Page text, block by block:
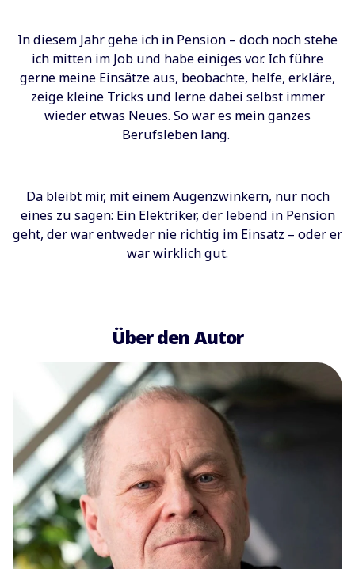
In diesem Jahr gehe ich in Pension – doch noch stehe
ich mitten im Job und habe einiges vor. Ich führe
gerne meine Einsätze aus, beobachte, helfe, erkläre,
zeige kleine Tricks und lerne dabei selbst immer
wieder etwas Neues. So war es mein ganzes
Berufsleben lang.
Da bleibt mir, mit einem Augenzwinkern, nur noch
eines zu sagen: Ein Elektriker, der lebend in Pension
geht, der war entweder nie richtig im Einsatz – oder er
war wirklich gut.
Über den Autor